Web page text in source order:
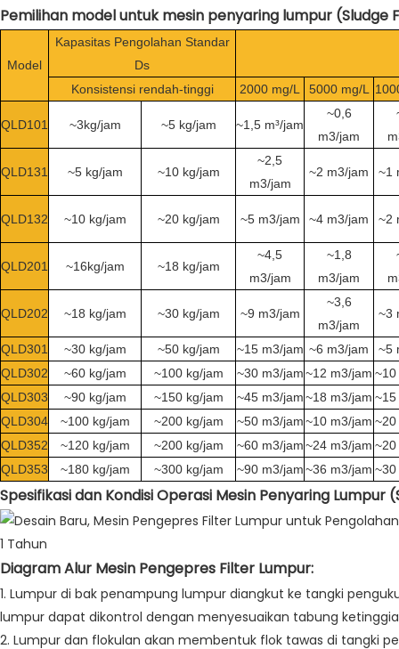
Pemilihan model untuk mesin penyaring lumpur (Sludge
Model
Kapasitas Pengolahan Standar
Ds
Konsistensi rendah-tinggi
2000 mg/L 5000 mg/L
QLD101 ~3kg/jam ~5 kg/jam ~1,5 m³/jam
~0,6
m3/jam
QLD131 ~5 kg/jam ~10 kg/jam
~2,5
m3/jam
~2 m3/jam ~1
QLD132 ~10 kg/jam ~20 kg/jam ~5 m3/jam ~4 m3/jam ~2
QLD201 ~16kg/jam ~18 kg/jam
~4,5
m3/jam
~1,8
m3/jam
QLD202 ~18 kg/jam ~30 kg/jam ~9 m3/jam
~3,6
m3/jam
~3
QLD301 ~30 kg/jam ~50 kg/jam ~15 m3/jam ~6 m3/jam
~5
QLD302
~60 kg/jam ~100 kg/jam ~30 m3/jam~12 m3/jam
QLD303
~90 kg/jam ~150 kg/jam ~45 m3/jam~18 m3/jam
QLD304
~100 kg/jam ~200 kg/jam ~50 m3/jam~10 m3/jam
QLD352
~120 kg/jam ~200 kg/jam ~60 m3/jam~24 m3/jam
QLD353
~180 kg/jam ~300 kg/jam ~90 m3/jam~36 m3/jam
Spesifikasi dan Kondisi Operasi Mesin Penyaring Lumpur
Diagram Alur Mesin Pengepres Filter Lumpur:
1. Lumpur di bak penampung lumpur diangkut ke tangki
lumpur dapat dikontrol dengan menyesuaikan tabung
2. Lumpur dan flokulan akan membentuk flok tawas di tangki